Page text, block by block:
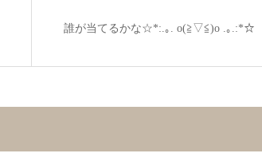
誰が当てるかな☆*:.｡. o(≧▽≦)o .｡.:*☆